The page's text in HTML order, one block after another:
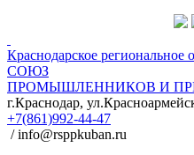
Краснодарское региональное
СОЮЗ
ПРОМЫШЛЕННИКОВ И
г.Краснодар,
+7(861)992-44-47
/ info@rsppkuban.ru